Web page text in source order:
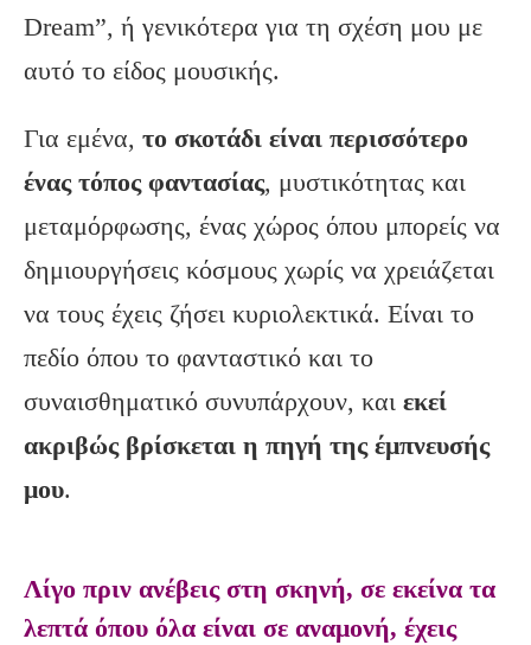
Dream”, ή γενικότερα για τη σχέση μου με
αυτό το είδος μουσικής.
Για εμένα, το σκοτάδι είναι περισσότερο
ένας τόπος φαντασίας, μυστικότητας και
μεταμόρφωσης, ένας χώρος όπου μπορείς να
δημιουργήσεις κόσμους χωρίς να χρειάζεται
να τους έχεις ζήσει κυριολεκτικά. Είναι το
πεδίο όπου το φανταστικό και το
συναισθηματικό συνυπάρχουν, και εκεί
ακριβώς βρίσκεται η πηγή της έμπνευσής
μου.
Λίγο πριν ανέβεις στη σκηνή, σε εκείνα τα
λεπτά όπου όλα είναι σε αναμονή, έχεις